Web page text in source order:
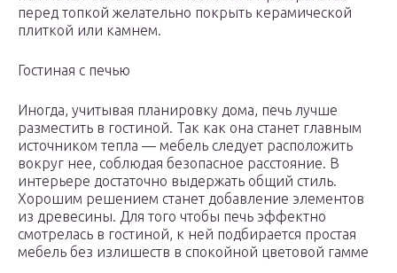
перед топкой желательно покрыть керамической
плиткой или камнем.
Гостиная с печью
Иногда, учитывая планировку дома, печь лучше
разместить в гостиной. Так как она станет главным
источником тепла — мебель следует расположить
вокруг нее, соблюдая безопасное расстояние. В
интерьере достаточно выдержать общий стиль.
Хорошим решением станет добавление элементов
из древесины. Для того чтобы печь эффектно
смотрелась в гостиной, к ней подбирается простая
мебель без излишеств в спокойной цветовой гамме